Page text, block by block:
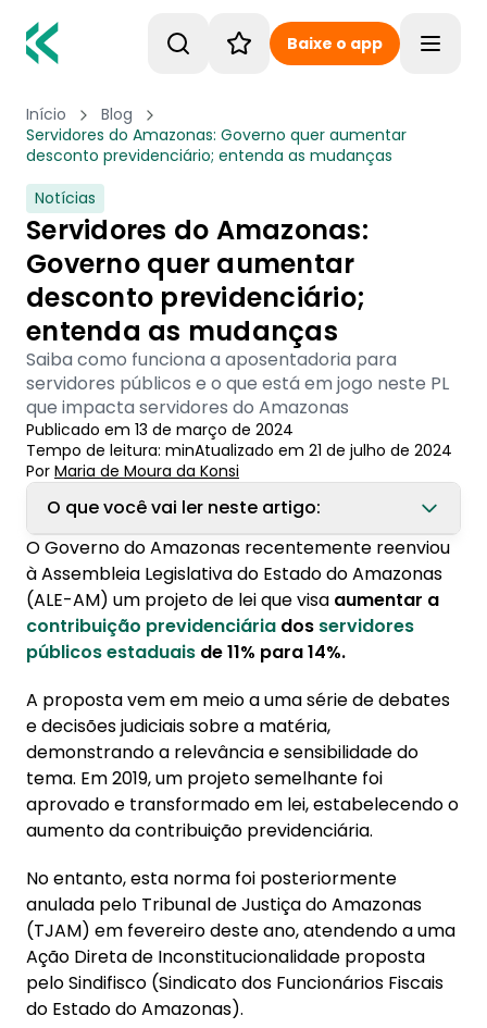
Baixe o app
Início
Blog
Servidores do Amazonas: Governo quer aumentar
desconto previdenciário; entenda as mudanças
Notícias
Servidores do Amazonas:
Governo quer aumentar
desconto previdenciário;
entenda as mudanças
Saiba como funciona a aposentadoria para
servidores públicos e o que está em jogo neste PL
que impacta servidores do Amazonas
Publicado em 13 de março de 2024
Tempo de leitura: minAtualizado em 21 de julho de 2024
Por Maria de Moura da Konsi
O que você vai ler neste artigo:
1. O que diz o PL que quer aumentar
contribuição previdenciária de servidores
públicos?
2. Como funciona a aposentadoria para
O Governo do Amazonas recentemente reenviou
à Assembleia Legislativa do Estado do Amazonas
(ALE-AM) um projeto de lei que visa aumentar a
contribuição previdenciária dos servidores
públicos estaduais de 11% para 14%.
A proposta vem em meio a uma série de debates
e decisões judiciais sobre a matéria,
demonstrando a relevância e sensibilidade do
tema. Em 2019, um projeto semelhante foi
aprovado e transformado em lei, estabelecendo o
aumento da contribuição previdenciária.
No entanto, esta norma foi posteriormente
anulada pelo Tribunal de Justiça do Amazonas
(TJAM) em fevereiro deste ano, atendendo a uma
Ação Direta de Inconstitucionalidade proposta
pelo Sindifisco (Sindicato dos Funcionários Fiscais
do Estado do Amazonas).